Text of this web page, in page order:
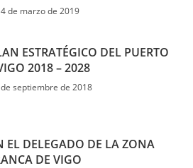
4 de marzo de 2019
ESTRATÉGICO DEL PUERTO
2018 – 2028
septiembre de 2018
EL DELEGADO DE LA ZONA
DE VIGO